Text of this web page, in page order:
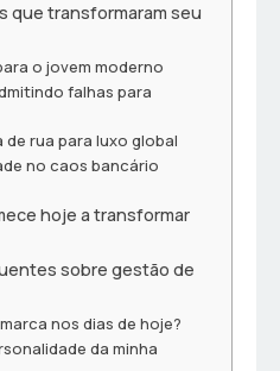
que transformaram seu
o jovem moderno
falhas para
de rua para luxo global
no caos bancário
hoje a transformar
sobre gestão de
nos dias de hoje?
da minha